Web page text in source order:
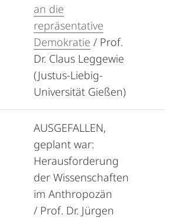
an die
repräsentative
Demokratie / Prof.
Dr. Claus Leggewie
(Justus-Liebig-
Universität Gießen)
AUSGEFALLEN,
geplant war:
Herausforderung
der Wissenschaften
im Anthropozän
/ Prof. Dr. Jürgen